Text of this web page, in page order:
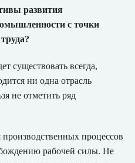
развития
с точки
существовать всегда,
ни одна отрасль
не отметить ряд
процессов
рабочей силы. Не